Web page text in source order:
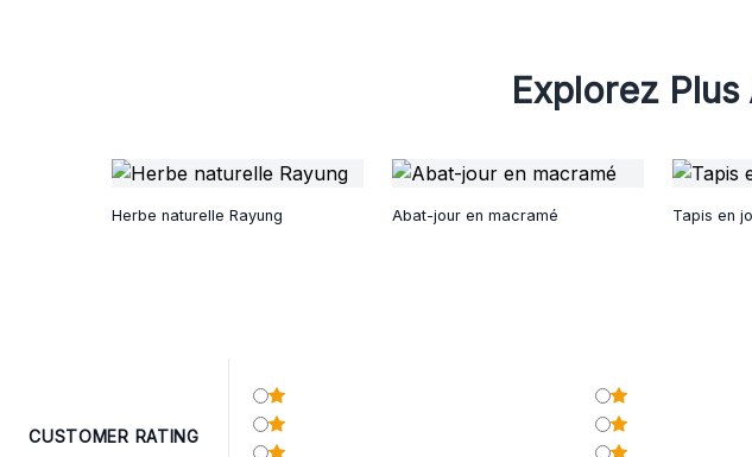
Explorez
Herbe naturelle Rayung Abat-jour en macramé
Tapis en
CUSTOMER RATING